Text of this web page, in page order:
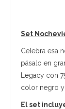
Set
Celebra esa
pásalo en
Legacy con
color negro y
El set